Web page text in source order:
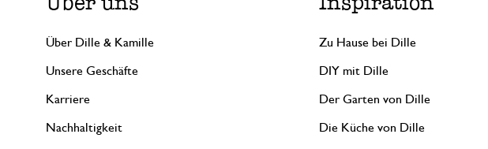
Über Dille & Kamille
Unsere Geschäfte
Karriere
Nachhaltigkeit
Zu Hause bei Dille
DIY mit Dille
Der Garten von Dille
Die Küche von Dille